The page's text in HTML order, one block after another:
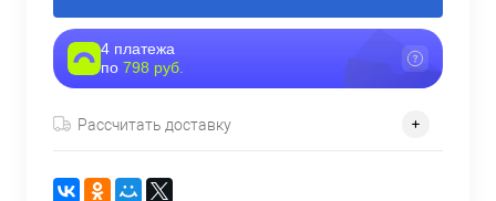
4 платежа
по 798 руб.
Рассчитать доставку